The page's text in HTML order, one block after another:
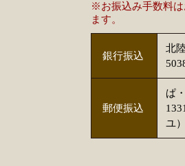
※お振込み手数料は
ます。
銀行振込
北
郵便振込
ぱ
ユ